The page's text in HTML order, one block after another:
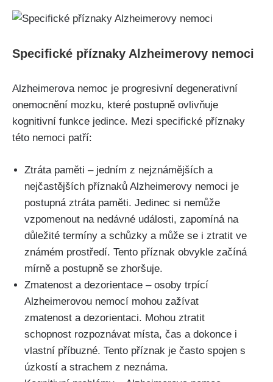
Specifické příznaky Alzheimerovy nemoci
Alzheimerova nemoc je progresivní degenerativní
onemocnění mozku, které postupně ovlivňuje
kognitivní funkce jedince. Mezi specifické příznaky
této nemoci patří:
Ztráta paměti – jedním z nejznámějších a
nejčastějších příznaků Alzheimerovy nemoci je
postupná ztráta paměti. Jedinec si nemůže
vzpomenout na nedávné události, zapomíná na
důležité termíny a schůzky a může se i ztratit ve
známém prostředí. Tento příznak obvykle začíná
mírně a postupně se zhoršuje.
Zmatenost a dezorientace – osoby trpící
Alzheimerovou nemocí mohou zažívat
zmatenost a dezorientaci. Mohou ztratit
schopnost rozpoznávat místa, čas a dokonce i
vlastní příbuzné. Tento příznak je často spojen s
úzkostí a strachem z neznáma.